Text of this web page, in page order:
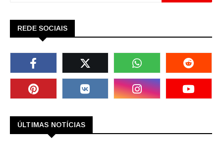
REDE SOCIAIS
ÚLTIMAS NOTÍCIAS